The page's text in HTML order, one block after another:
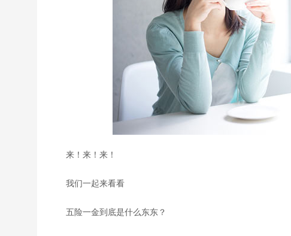
来！来！来！
我们一起来看看
五险一金到底是什么东东？